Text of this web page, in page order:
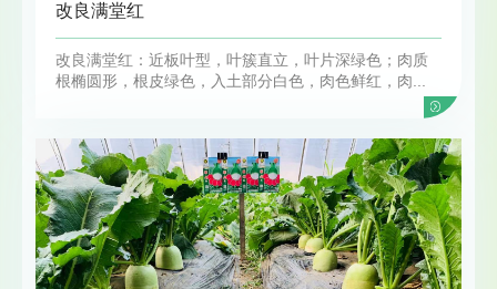
改良满堂红
改良满堂红：近板叶型，叶簇直立，叶片深绿色；肉质
根椭圆形，根皮绿色，入土部分白色，肉色鲜红，肉...